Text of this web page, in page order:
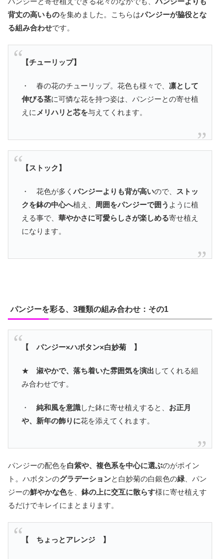
背丈の高いものを集めました。こちらはパンジーが脇役とな
る組み合わせです。
【チューリップ】
・ 春の花のチューリップ。花色も様々で、 凛として
伸びる茎に可憐な花を持つ姿は、パンジーとの寄せ植
えに メリハリと芯を与えてくれます。
【ストック】
・ 花色が多く パンジーよりも背が高いので、
ストッ
クを鉢の中心へ植え、 周囲をパンジーで囲う ように植
える事で、 華やかさに可愛らしさが楽しめる寄せ植え
になります。
パンジーを彩る、3種類の組み合わせ：その1
【 パンジー×ハボタン×白妙菊 】
★ 淑やかで、落ち着いた雰囲気を演出 してくれる組
み合わせです。
・ 純和風を意識した鉢に寄せ植えすると、 お正月
や、新年の飾りに花を添えてくれます。
パンジーの配色を白紫や、複色系を中心に選ぶのがポイン
ト。ハボタンのグラデーションと白妙菊の白銀色の緑 、パン
ジーの鮮やかな色を、 鉢の上に交互に散らす様に寄せ植えす
るだけでキレイにまとまります。
【 ちょっとアレンジ 】